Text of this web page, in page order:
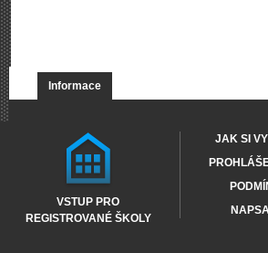
Informace
VSTUP PRO
REGISTROVANÉ ŠKOLY
JAK SI